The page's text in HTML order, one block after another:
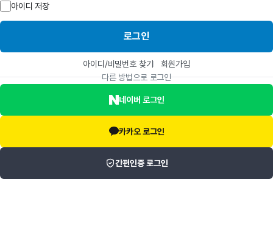
아이디 저장
로그인
아이디/비밀번호 찾기
회원가입
다른 방법으로 로그인
네이버 로그인
카카오 로그인
간편인증 로그인